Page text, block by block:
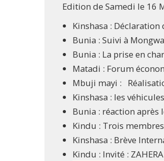
Edition de Samedi le 16
Kinshasa : Déclaration
Bunia : Suivi à
Bunia : La prise en
Matadi : Forum
Mbuji mayi :
Kinshasa : les
Bunia : réaction après
Kindu : Trois
Kinshasa : Brève
Kindu : Invité :